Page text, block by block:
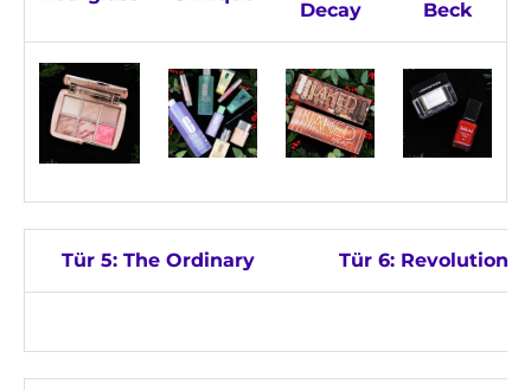
Decay
Beck
Tür 5: The Ordinary Tür 6: Revolution